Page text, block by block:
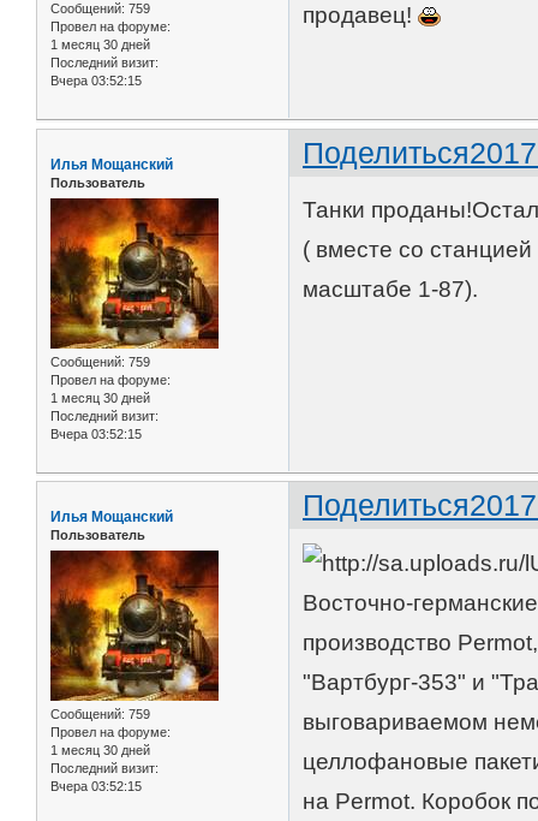
Сообщений: 759
Провел на форуме:
1 месяц 30 дней
Последний визит:
Вчера 03:52:15
продавец!
Поделиться
Илья Мощанский
Пользователь
Сообщений: 759
Провел на форуме:
1 месяц 30 дней
Последний визит:
Вчера 03:52:15
Танки
( вместе со
масштабе 1-87).
Поделиться
Илья Мощанский
Пользователь
Сообщений: 759
Провел на форуме:
1 месяц 30 дней
Последний визит:
Вчера 03:52:15
Восточно-
производство
"Вартбург-353" и
выговариваемом
целлофановые
на Permot. Коробок